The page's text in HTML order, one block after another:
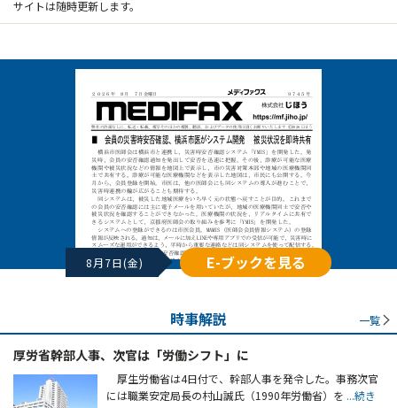
サイトは随時更新します。
8月7日(金) E-ブックを見る
時事解説 一覧
厚労省幹部人事、次官は「労働シフト」に
厚生労働省は4日付で、幹部人事を発令した。事務次官
には職業安定局長の村山誠氏（1990年労働省）を ...続き